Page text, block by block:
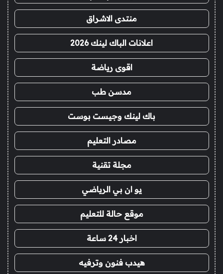
منتدى الاشراق
اعلانات الباك لينك 2026
اقوى رياضة
مدسن طب
باك لينك وجيست بوست
مصادر التعليم
مجلة تقنية
يو ان بي الرياضي
موقع حالة للتعليم
اخبار 24 ساعة
هيدب فنون وترفيه